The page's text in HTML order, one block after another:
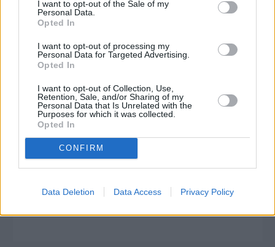
I want to opt-out of the Sale of my
Personal Data.
Opted In
I want to opt-out of processing my
Personal Data for Targeted Advertising.
Opted In
I want to opt-out of Collection, Use,
Retention, Sale, and/or Sharing of my
Personal Data that Is Unrelated with the
Purposes for which it was collected.
Opted In
CONFIRM
Data Deletion Data Access Privacy Policy
Σε 6 σχολεία της Χίου δομές εκπαίδευσης προσφύγων